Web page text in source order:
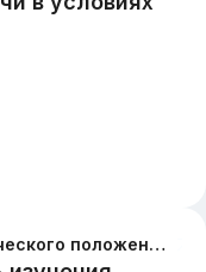
значимость изучения демографического положения Саратовской области и факторов влияния на развитие региона